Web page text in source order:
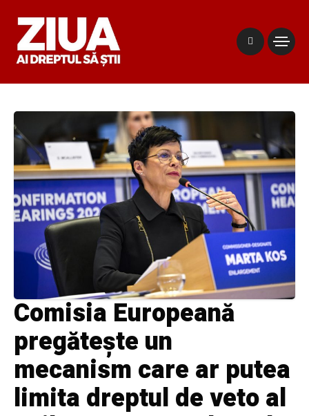
Comisia Europeană
pregătește un
mecanism care ar putea
limita dreptul de veto al